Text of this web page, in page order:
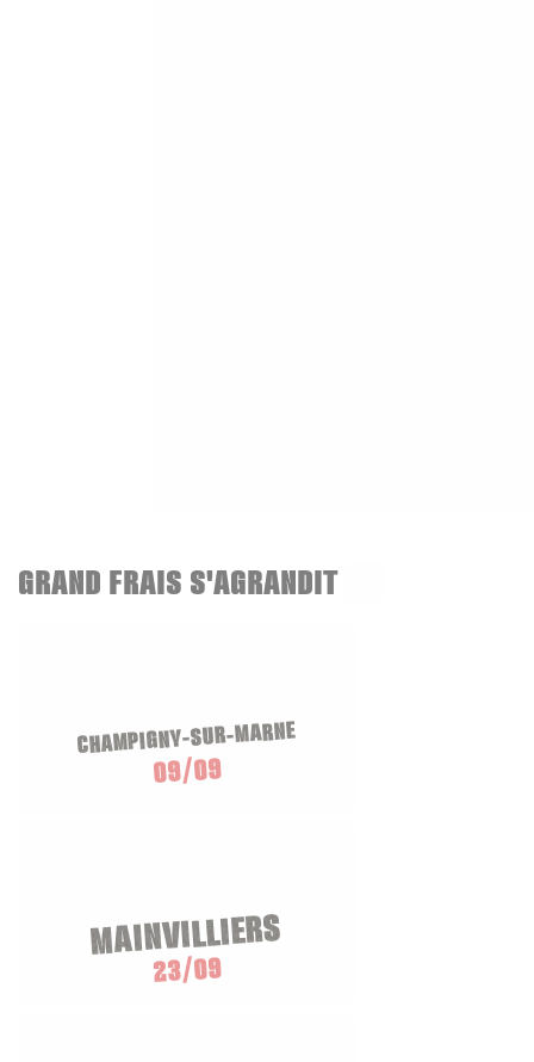
GRAND FRAIS S'AGRANDIT
CHAMPIGNY-SUR-MARNE
09/09
MAINVILLIERS
23/09